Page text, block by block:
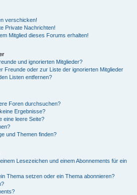
verschicken!
Private Nachrichten!
Mitglied dieses Forums erhalten!
und ignorierten Mitglieder?
Freunde oder zur Liste der ignorierten Mitglieder
Listen entfernen?
Foren durchsuchen?
Ergebnisse?
eine leere Seite?
und Themen finden?
Lesezeichen und einem Abonnements für ein
Thema setzen oder ein Thema abonnieren?